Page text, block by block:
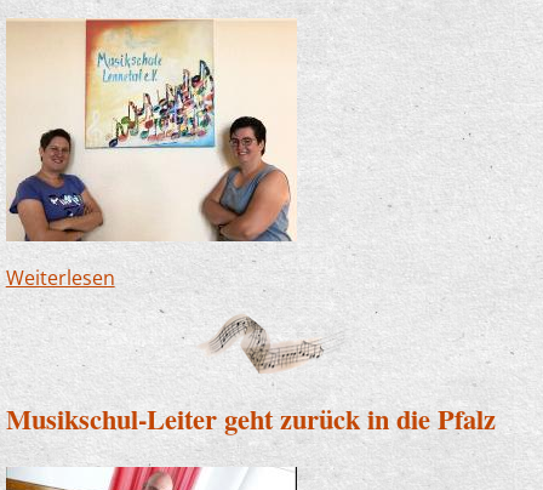
Weiterlesen über Unsere neuen Kolleginnen
Musikschul-Leiter geht zurück in die Pfalz